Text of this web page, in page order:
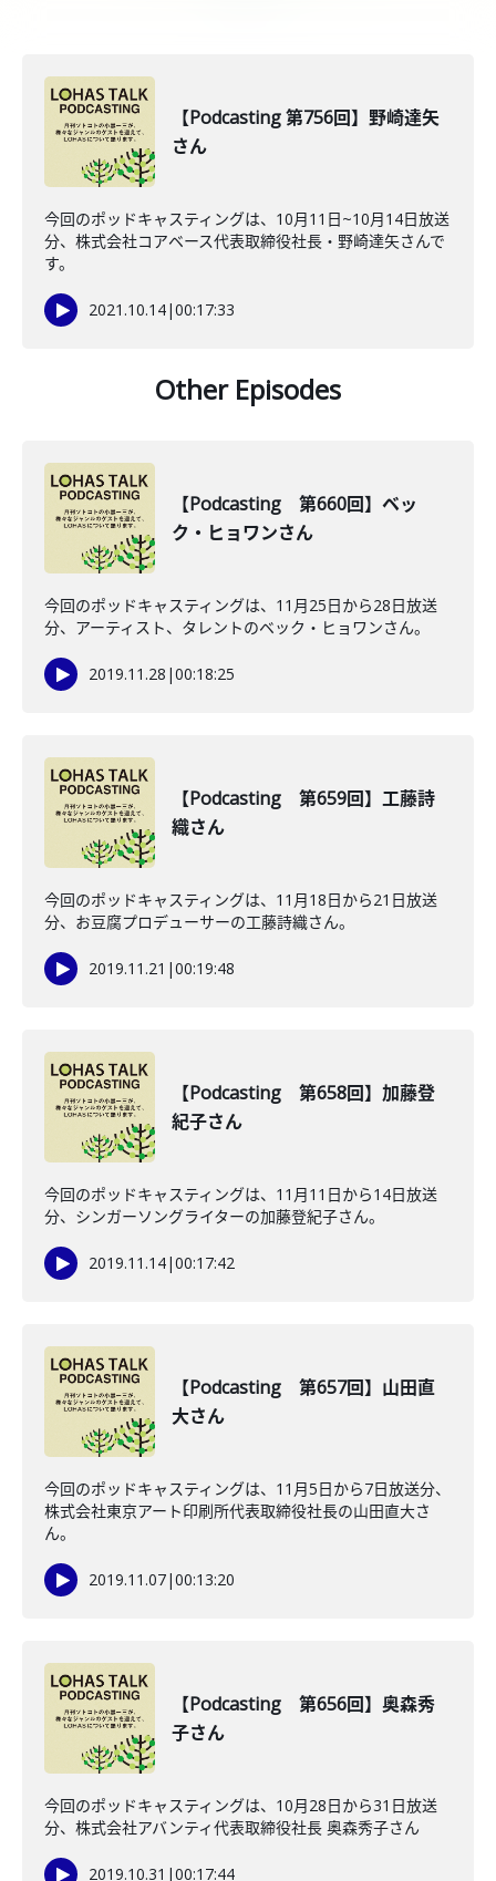
【Podcasting 第756回】野崎達矢
さん
今回のポッドキャスティングは、10月11日~10月14日放送
分、株式会社コアベース代表取締役社長・野崎達矢さんで
す。
2021.10.14|00:17:33
Other Episodes
【Podcasting 第660回】ベッ
ク・ヒョワンさん
今回のポッドキャスティングは、11月25日から28日放送
分、アーティスト、タレントのベック・ヒョワンさん。
2019.11.28 |00:18:25
【Podcasting 第659回】工藤詩
織さん
今回のポッドキャスティングは、11月18日から21日放送
分、お豆腐プロデューサーの工藤詩織さん。
2019.11.21 |00:19:48
【Podcasting 第658回】加藤登
紀子さん
今回のポッドキャスティングは、11月11日から14日放送
分、シンガーソングライターの加藤登紀子さん。
2019.11.14|00:17:42
【Podcasting 第657回】山田直
大さん
今回のポッドキャスティングは、11月5日から7日放送分、
株式会社東京アート印刷所代表取締役社長の山田直大さ
ん。
2019.11.07|00:13:20
【Podcasting 第656回】奥森秀
子さん
今回のポッドキャスティングは、10月28日から31日放送
分、株式会社アバンティ代表取締役社長 奥森秀子さん
2019.10.31 |00:17:44